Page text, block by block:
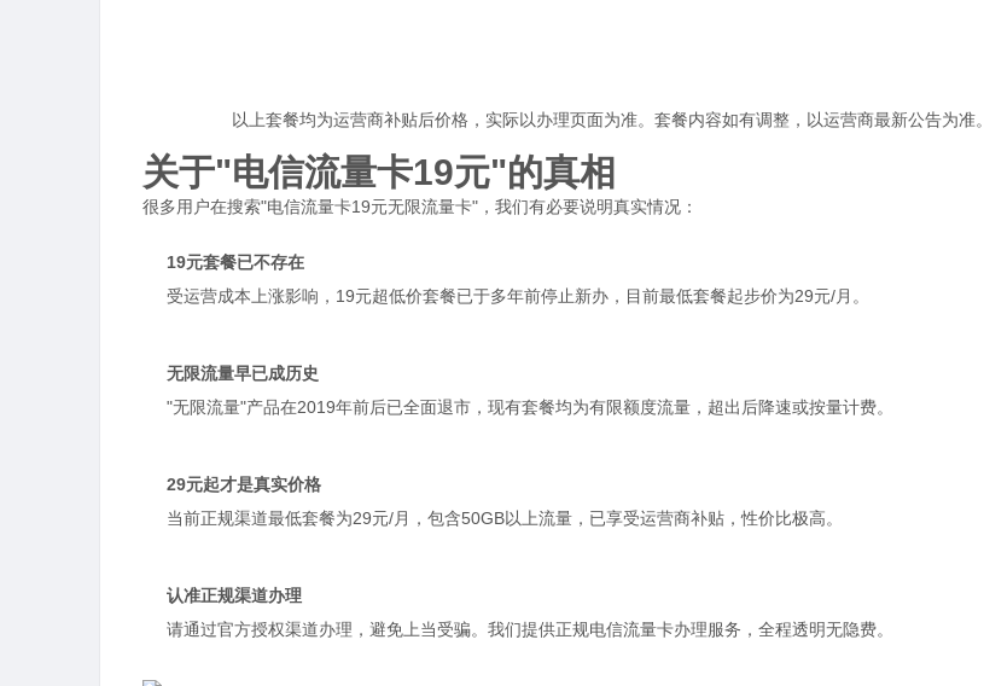
以上套餐均为运营商补贴后价格，实际以办理页面为准。套餐内容如有调整，以运营商最新公告为准。
关于"电信流量卡19元"的真相
很多用户在搜索"电信流量卡19元无限流量卡"，我们有必要说明真实情况：
19元套餐已不存在
受运营成本上涨影响，19元超低价套餐已于多年前停止新办，目前最低套餐起步价为29元/月。
无限流量早已成历史
"无限流量"产品在2019年前后已全面退市，现有套餐均为有限额度流量，超出后降速或按量计费。
29元起才是真实价格
当前正规渠道最低套餐为29元/月，包含50GB以上流量，已享受运营商补贴，性价比极高。
认准正规渠道办理
请通过官方授权渠道办理，避免上当受骗。我们提供正规电信流量卡办理服务，全程透明无隐费。